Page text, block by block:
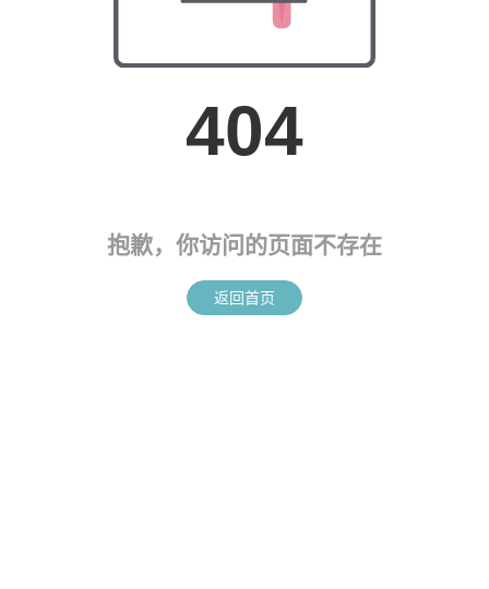
404
抱歉，你访问的页面不存在
返回首页